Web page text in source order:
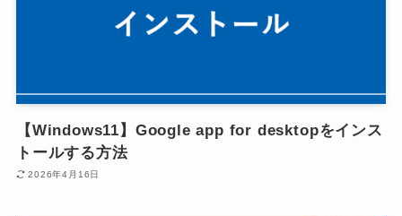
【Windows11】Google app for desktopをインス
トールする方法
2026年4月16日